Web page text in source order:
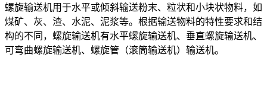
螺旋输送机用于水平或倾斜输送粉末、粒状和小块状物料，如
煤矿、灰、渣、水泥、泥浆等。根据输送物料的特性要求和结
构的不同，螺旋输送机有水平螺旋输送机、垂直螺旋输送机、
可弯曲螺旋输送机、螺旋管（滚筒输送机）输送机。